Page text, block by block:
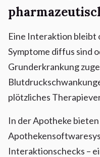
Eine Interaktion bleibt
Symptome diffus sind
Grunderkrankung
plötzliches
In der Apotheke
Interaktionschecks –